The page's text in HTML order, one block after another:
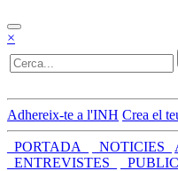
×
Adhereix-te a l'INH Crea el
_PORTADA_ _NOTICIES_
_ENTREVISTES_